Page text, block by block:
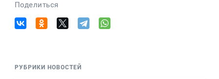
Поделиться
РУБРИКИ НОВОСТЕЙ